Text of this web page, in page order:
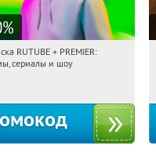
%
Получили:
RUTUBE + PREMIER:
сериалы и шоу